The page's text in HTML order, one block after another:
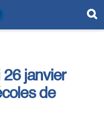
janvier
de